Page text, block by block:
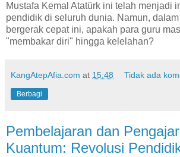
Mustafa Kemal Atatürk ini telah menjadi
pendidik di seluruh dunia. Namun,
bergerak cepat ini, apakah para guru
"membakar diri" hingga kelelahan?
KangAtepAfia.com at 15:48 Tidak ada
Berbagi
Pembelajaran dan
Kuantum: Revolusi